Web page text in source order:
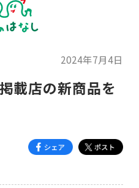
2024年7月4日
載店の新商品を